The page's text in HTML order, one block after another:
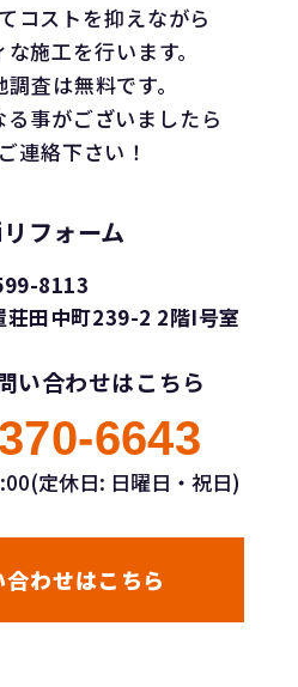
コストを抑えながら
施工を行います。
査は無料です。
事がございましたら
連絡下さい！
フォーム
8113
荘田中町239-2 2階I号室
い合わせはこちら
6643
定休日: 日曜日・祝日)
わせはこちら